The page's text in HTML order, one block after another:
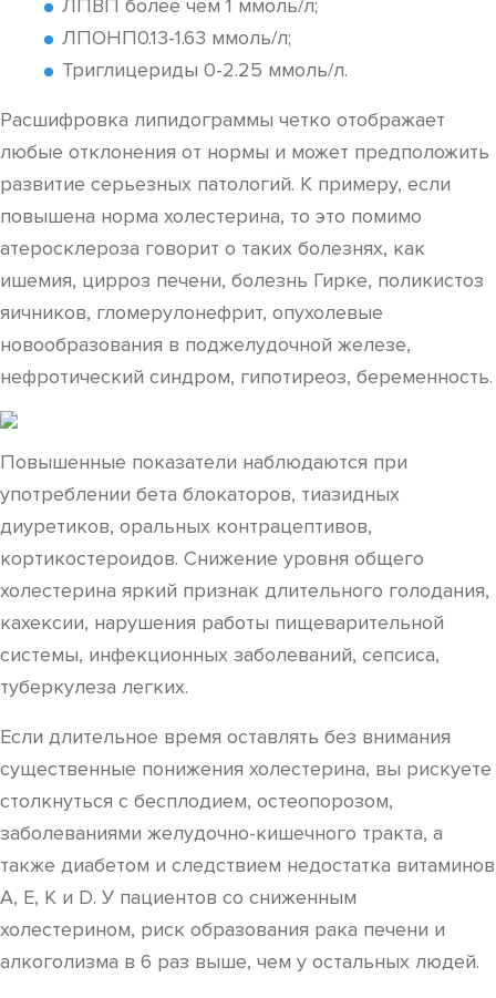
ЛПВП более чем 1 ммоль/л;
ЛПОНП0.13-1.63 ммоль/л;
Триглицериды 0-2.25 ммоль/л.
Расшифровка липидограммы четко отображает
любые отклонения от нормы и может предположить
развитие серьезных патологий. К примеру, если
повышена норма холестерина, то это помимо
атеросклероза говорит о таких болезнях, как
ишемия, цирроз печени, болезнь Гирке, поликистоз
яичников, гломерулонефрит, опухолевые
новообразования в поджелудочной железе,
нефротический синдром, гипотиреоз, беременность.
Повышенные показатели наблюдаются при
употреблении бета блокаторов, тиазидных
диуретиков, оральных контрацептивов,
кортикостероидов. Снижение уровня общего
холестерина яркий признак длительного голодания,
кахексии, нарушения работы пищеварительной
системы, инфекционных заболеваний, сепсиса,
туберкулеза легких.
Если длительное время оставлять без внимания
существенные понижения холестерина, вы рискуете
столкнуться с бесплодием, остеопорозом,
заболеваниями желудочно-кишечного тракта, а
также диабетом и следствием недостатка витаминов
А, Е, К и D. У пациентов со сниженным
холестерином, риск образования рака печени и
алкоголизма в 6 раз выше, чем у остальных людей.